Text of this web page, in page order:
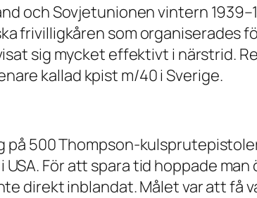
och Sovjetunionen vintern
frivilligkåren som organiserades
sig mycket effektivt i närstrid.
kallad kpist m/40 i Sverige.
på 500 Thompson-
För att spara tid hoppade
direkt inblandat. Målet var att få